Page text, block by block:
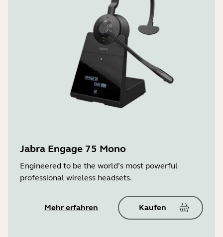
Jabra Engage 75 Mono
Engineered to be the world’s most powerful
professional wireless headsets.
Mehr erfahren Kaufen